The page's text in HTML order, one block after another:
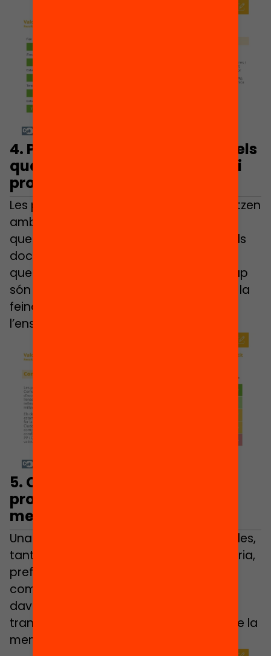
4. PP, VOX i Aliança Catalana, els
que valoren més baix mestres i
professors
Les persones enquestades que simpatitzen
amb VOX, PP i Aliança Catalana són les
que valoren amb nota més baixa que els
docents fan una feina rellevant, mentre
que les simpatitzants amb Comuns i Cup
són les que es declaren més a favor de la
feina rellevant dels docents de
l’ensenyament públic.
5. Competències i treball en
projectes, menys estudi de la
memòria
Una majoria de les persones enquestades,
tant a infantil i primària com a secundària,
prefereixen una escola centrada en
competències i treball en projectes per
davant d’una escola centrada en
transmetre coneixements i en l’estudi de la
memòria.